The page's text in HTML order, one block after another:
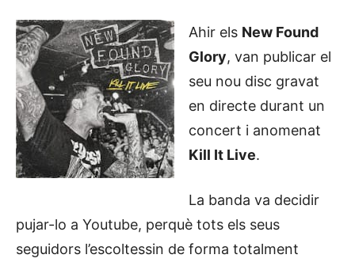
Ahir els New Found
Glory, van publicar el
seu nou disc gravat
en directe durant un
concert i anomenat
Kill It Live.
La banda va decidir
pujar-lo a Youtube, perquè tots els seus
seguidors l’escoltessin de forma totalment